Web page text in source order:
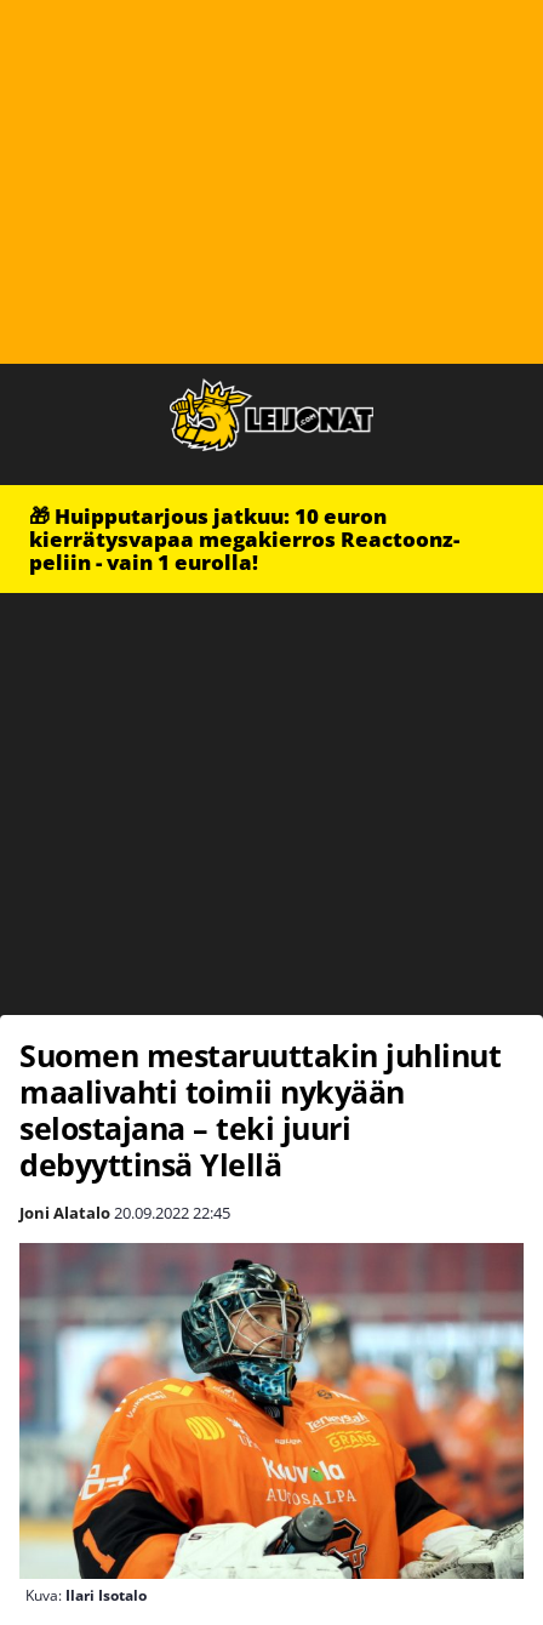
🎁 Huipputarjous jatkuu: 10 euron
kierrätysvapaa megakierros Reactoonz-
peliin - vain 1 eurolla!
Suomen mestaruuttakin juhlinut
maalivahti toimii nykyään
selostajana – teki juuri
debyyttinsä Ylellä
Joni Alatalo20.09.202222:45
Kuva: Ilari Isotalo